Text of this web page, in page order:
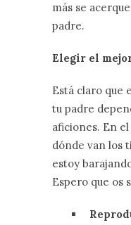
más se
padre.
Elegir el
Está claro que
tu padre
aficiones. En
dónde van los
estoy
Espero que os